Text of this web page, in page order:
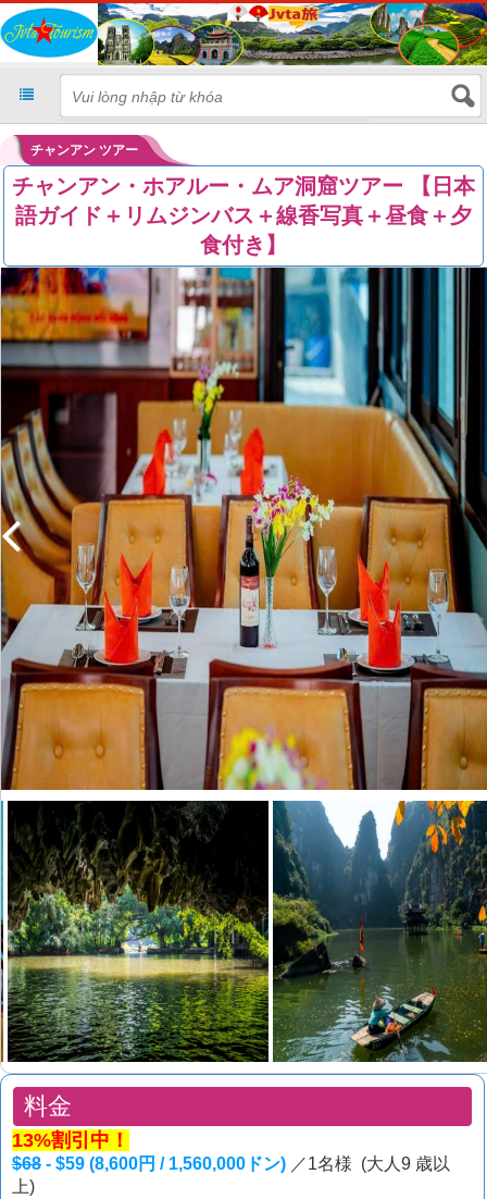
チャンアン ツアー
チャンアン・ホアルー・ムア洞窟ツアー 【日本
語ガイド＋リムジンバス＋線香写真＋昼食＋夕
食付き】
料金
13%割引中！
$68 - $59 (8,600円 / 1,560,000ドン) ／1名様 (大人9 歳以
上)